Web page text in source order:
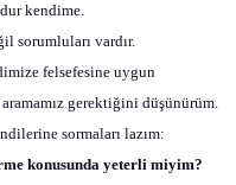
kendime.
sorumluları vardır.
felsefesine uygun
gerektiğini düşünürüm.
sormaları lazım:
konusunda yeterli miyim?